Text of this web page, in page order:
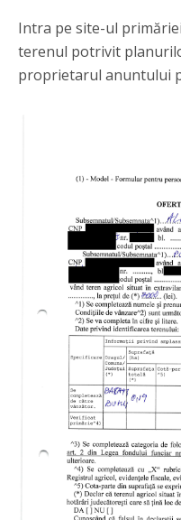
Intra pe site-ul
terenul potrivit
proprietarul anuntului